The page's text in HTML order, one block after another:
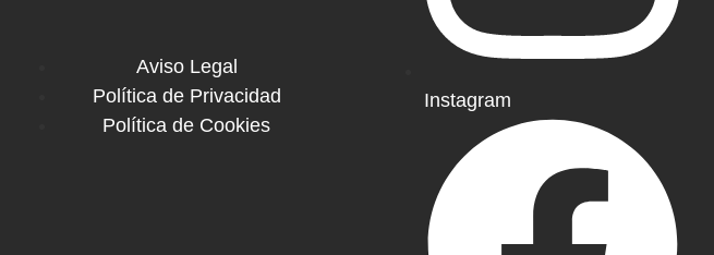
Aviso Legal
Política de Privacidad
Política de Cookies
Instagram